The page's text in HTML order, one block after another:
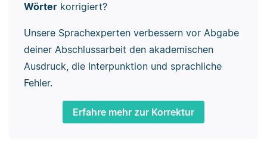
Wörterkorrigiert?
Unsere Sprachexperten verbessern vor Abgabe
deiner Abschlussarbeit den akademischen
Ausdruck, die Interpunktion und sprachliche
Fehler.
Erfahre mehr zur Korrektur